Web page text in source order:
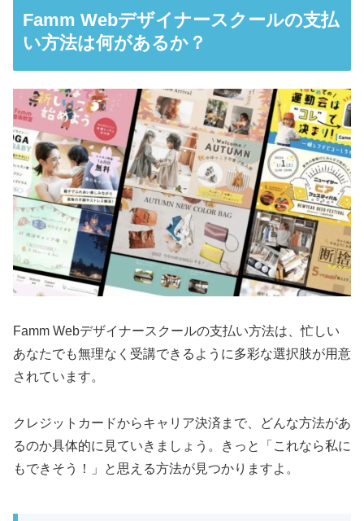
Famm Webデザイナースクールの支払
い方法は何があるか？
Famm Webデザイナースクールの支払い方法は、忙しい
あなたでも無理なく受講できるように多彩な選択肢が用意
されています。
クレジットカードからキャリア決済まで、どんな方法があ
るのか具体的に見ていきましょう。きっと「これなら私に
もできそう！」と思える方法が見つかりますよ。